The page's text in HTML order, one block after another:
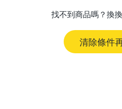
找不到商品嗎？換
清除條件